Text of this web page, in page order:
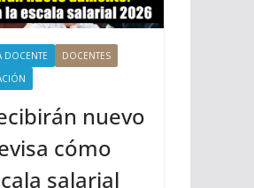
DOCENTE
DOCENTES
nuevo
cómo
salarial